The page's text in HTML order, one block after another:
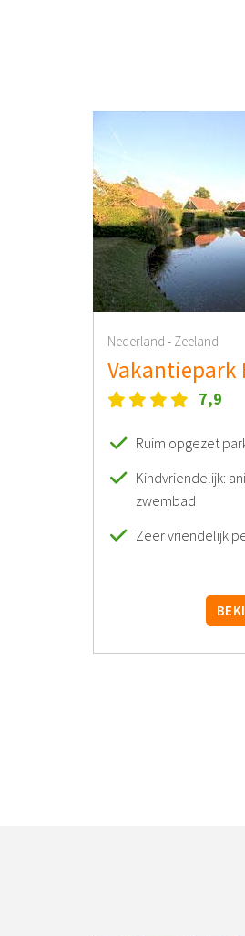
Nederland - Zeeland
Vakantiepark
7,9
Ruim opgezet
Kindvriendelijk:
zwembad
Zeer vriendelijk